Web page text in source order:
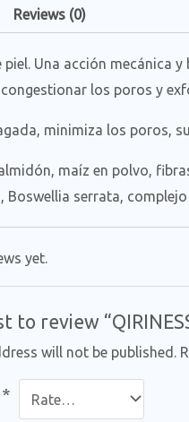
Reviews (0)
Una acción mecánica
los poros y
minimiza los poros,
maíz en polvo,
Boswellia serrata, complejo
yet.
to review
will not be published.
*